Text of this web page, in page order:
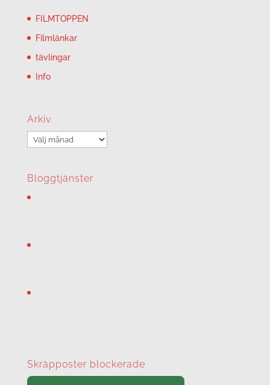
FILMTOPPEN
Filmlänkar
tävlingar
Info
Arkiv
Arkiv
Bloggtjänster
Skräpposter blockerade